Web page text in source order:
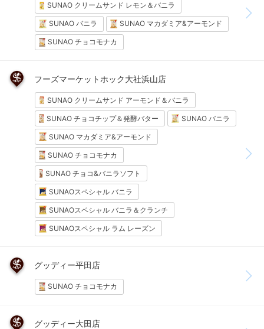
SUNAO クリームサンド レモン＆バニラ
SUNAO バニラ SUNAO マカダミア&アーモンド
SUNAO チョコモナカ
フーズマーケットホック大社浜山店
SUNAO クリームサンド アーモンド＆バニラ
SUNAO チョコチップ＆発酵バター SUNAO バニラ
SUNAO マカダミア&アーモンド
SUNAO チョコモナカ
SUNAO チョコ&バニラソフト
SUNAOスペシャル バニラ
SUNAOスペシャル バニラ＆クランチ
SUNAOスペシャル ラム レーズン
グッディー平田店
SUNAO チョコモナカ
グッディー大田店